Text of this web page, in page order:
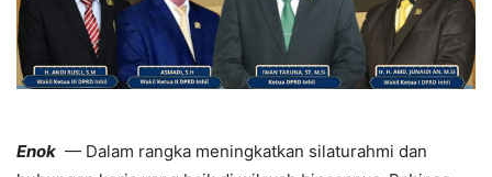
Enok — Dalam rangka meningkatkan silaturahmi dan